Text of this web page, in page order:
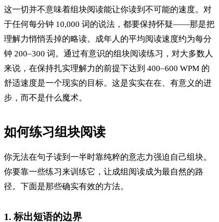
这一切并不意味着组块阅读能让你读到不可能的速度。对
于任何每分钟 10,000 词的说法，都要保持怀疑——那是把
理解力悄悄丢掉的略读。成年人的平均阅读速度约为每分
钟 200–300 词。通过有意识的组块阅读练习，对大多数人
来说，在保持扎实理解力的前提下达到 400–600 WPM 的
舒适速度是一个现实的目标。这是实实在在、有意义的进
步，而不是什么魔术。
如何练习组块阅读
你无法在句子读到一半时靠纯粹的意志力强迫自己组块。
你要靠一些练习来训练它，让成组阅读成为最自然的路
径。下面是那些确实有效的方法。
1. 标出短语的边界